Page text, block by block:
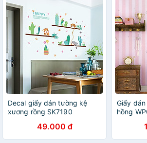
Decal giấy dán tường kệ
xương rồng SK7190
49.000 đ
Giấy
hồng